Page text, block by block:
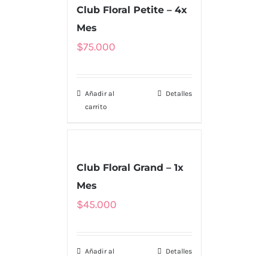
Club Floral Petite – 4x
Mes
$75.000
Añadir al
carrito
Detalles
Club Floral Grand – 1x
Mes
$45.000
Añadir al
Detalles